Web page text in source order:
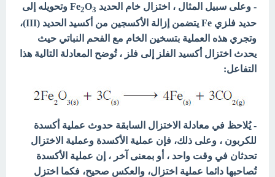
- وعلى سبيل المثال ، اختزال خام الحديد Fe 2O3
وتحويله إلى
حديد فلزي Fe يتضمن إزالة الأكسجين من أكسيد الحديد (III)،
وتجري هذه العملية بتسخين الخام مع الفحم النباتي حيث
يحدث اختزال أكسيد الفلز إلى فلز ، تُوضح المعادلة التالية هذا
التفاعل:
- يُلاحظ في معادلة الاختزال السابقة حدوث عملية أكسدة
للكربون ، وعلى ذلك، فإن عملية الأكسدة وعملية الاختزال
تحدثان في وقت واحد ، أو بمعنى آخر ، إن عملية الأكسدة
تُصاحبها دائما عملية اختزال، والعكس صحيح، فكما اختزل